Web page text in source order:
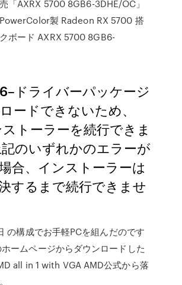
「AXRX 5700 8GB6-3DHE/OC」
製 Radeon RX 5700 搭
ボード AXRX 5700 8GB6-
ドライバーパッケージ
ードできないため、
トーラーを続行できま
のいずれかのエラーが
合、インストーラーは
するまで続行できませ
の構成でお手軽PCを組んだのです
ームページからダウンロードした
all in 1 with VGA AMD公式から落